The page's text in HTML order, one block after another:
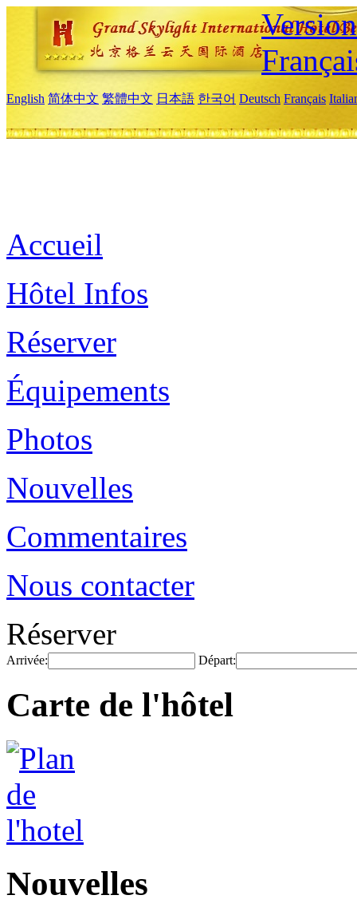
English 简体中文 繁體中文 日本語 한국어 Deutsch Français
Accueil
Hôtel Infos
Réserver
Équipements
Photos
Nouvelles
Commentaires
Nous contacter
Réserver
Arrivée: Départ:
Carte de l'hôtel
Nouvelles